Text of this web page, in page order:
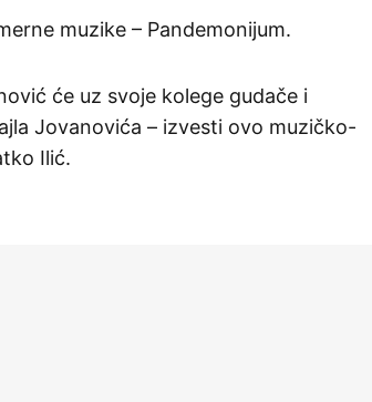
muzike – Pandemonijum.
će uz svoje kolege gudače i
Jovanovića – izvesti ovo muzičko-
Ilić.